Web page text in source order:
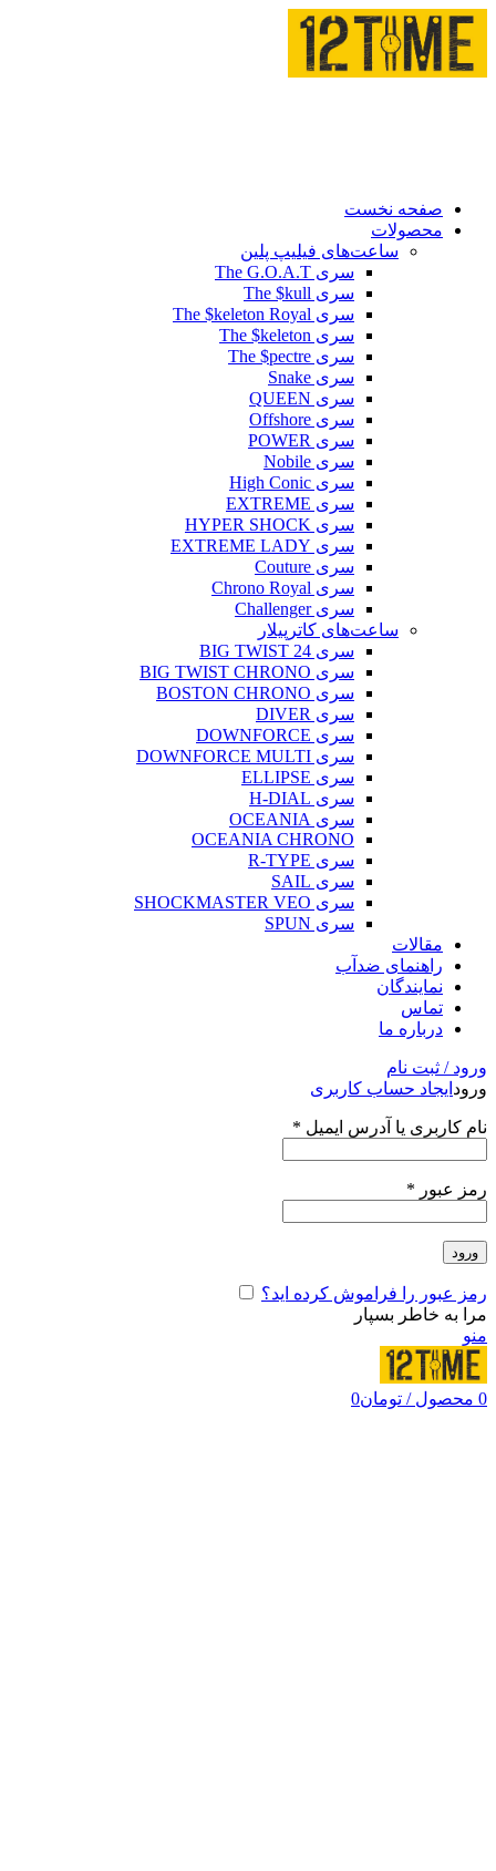
صفحه نخست
محصولات
ساعت‌های فیلیپ پلین
سری The G.O.A.T
سری The $kull
سری The $keleton Royal
سری The $keleton
سری The $pectre
سری Snake
سری QUEEN
سری Offshore
سری POWER
سری Nobile
سری High Conic
سری EXTREME
سری HYPER SHOCK
سری EXTREME LADY
سری Couture
سری Chrono Royal
سری Challenger
ساعت‌های کاترپیلار
سری BIG TWIST 24
سری BIG TWIST CHRONO
سری BOSTON CHRONO
سری DIVER
سری DOWNFORCE
سری DOWNFORCE MULTI
سری ELLIPSE
سری H-DIAL
سری OCEANIA
OCEANIA CHRONO
سری R-TYPE
سری SAIL
سری SHOCKMASTER VEO
سری SPUN
مقالات
راهنمای ضدآب
نمایندگان
تماس
درباره ما
ورود / ثبت نام
ورود ایجاد حساب کاربری
نام کاربری یا آدرس ایمیل *
رمز عبور *
ورود
رمز عبور را فراموش کرده اید؟
مرا به خاطر بسپار
منو
0 محصول / تومان0